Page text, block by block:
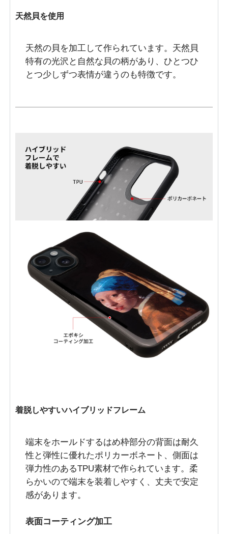
天然貝を使用
天然の貝を加工して作られています。天然貝
特有の光沢と自然な貝の柄があり、ひとつひ
とつ少しずつ表情が違うのも特徴です。
着脱しやすいハイブリッドフレーム
端末をホールドするはめ枠部分の背面は耐久
性と弾性に優れたポリカーボネート、側面は
弾力性のあるTPU素材で作られています。柔
らかいので端末を装着しやすく、丈夫で安定
感があります。
表面コーティング加工